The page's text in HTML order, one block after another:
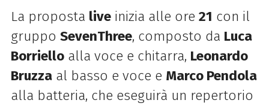
La proposta liveinizia alle ore 21 con il
gruppo SevenThree, composto da Luca
Borrielloalla voce e chitarra, Leonardo
Bruzzaal basso e voce e Marco Pendola
alla batteria, che eseguirà un repertorio